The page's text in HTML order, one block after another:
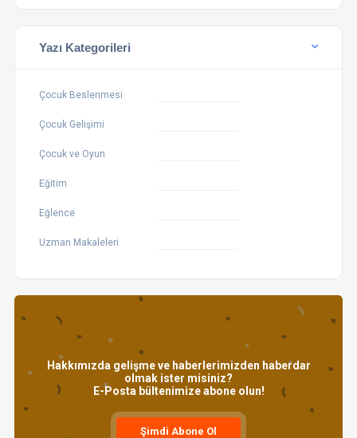
Yazı Kategorileri
Çocuk Beslenmesi
Çocuk Gelişimi
Çocuk ve Oyun
Eğitim
Eğlence
Uzman Makaleleri
Hakkımızda gelişme ve haberlerimizden haberdar
olmak ister misiniz?
E-Posta bültenimize abone olun!
Şimdi Abone Ol